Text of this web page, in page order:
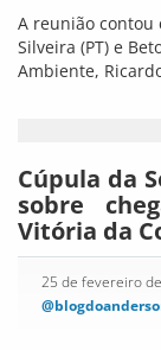
A reunião contou
Silveira (PT) e
Ambiente,
Cúpula da
sobre
Vitória da
25 de fevereiro